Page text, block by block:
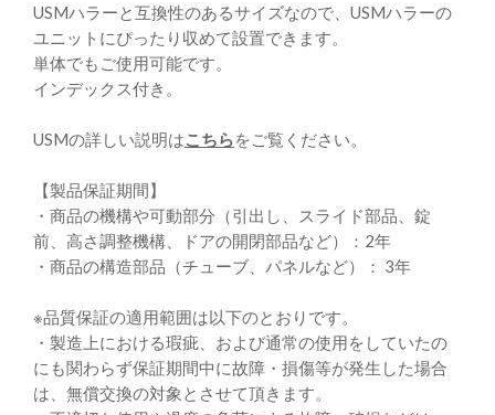
USMハラーと互換性のあるサイズなので、USMハラーの
ユニットにぴったり収めて設置できます。
単体でもご使用可能です。
インデックス付き。
USMの詳しい説明はこちらをご覧ください。
【製品保証期間】
・商品の機構や可動部分（引出し、スライド部品、錠
前、高さ調整機構、ドアの開閉部品など）：2年
・商品の構造部品（チューブ、パネルなど）： 3年
※品質保証の適用範囲は以下のとおりです。
・製造上における瑕疵、および通常の使用をしていたの
にも関わらず保証期間中に故障・損傷等が発生した場合
は、無償交換の対象とさせて頂きます。